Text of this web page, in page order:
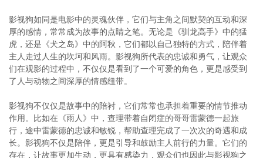
影视狗如同是电影中的灵魂伙伴，它们与主角之间默契的互动和深
厚的感情，常常成为故事的点睛之笔。无论是《驯龙高手》中的猛
虎，还是《犬之岛》中的阿秋，它们都以自己独特的方式，陪伴着
主人走过人生的坎坷和风雨。影视狗所代表的忠诚和勇气，让观众
们在观影的过程中，不仅仅是看到了一个可爱的角色，更是感受到
了人与动物之间深厚的情感纽带。
影视狗不仅仅是故事中的陪衬，它们常常也承担着重要的情节推动
作用。比如在《雨人》中，查理带着自闭症的哥哥雷蒙德一起旅
行，途中雷蒙德的忠诚和敏锐，帮助查理完成了一次次的奇遇和成
长。影视狗不仅是陪伴，更是引导和鼓励主人前行的力量。它们的
存在，让故事更加生动，更具有感染力，观众们也因此与影视狗之